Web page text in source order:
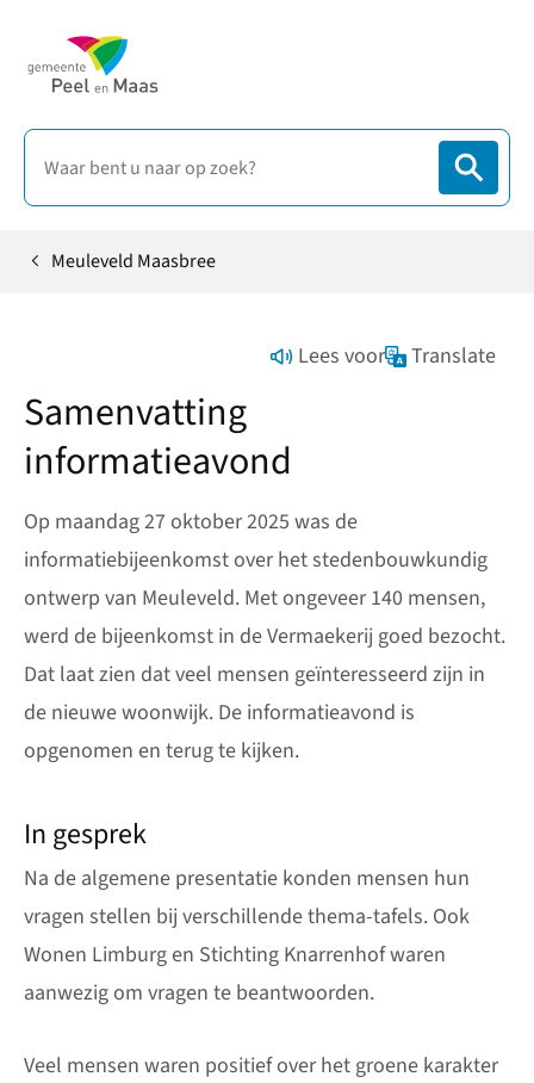
HomeMeuleveld Maasbree
Lees voor Translate
Samenvatting
informatieavond
Op maandag 27 oktober 2025 was de
informatiebijeenkomst over het stedenbouwkundig
ontwerp van Meuleveld. Met ongeveer 140 mensen,
werd de bijeenkomst in de Vermaekerij goed bezocht.
Dat laat zien dat veel mensen geïnteresseerd zijn in
de nieuwe woonwijk. De informatieavond is
opgenomen en terug te kijken.
In gesprek
Na de algemene presentatie konden mensen hun
vragen stellen bij verschillende thema-tafels. Ook
Wonen Limburg en Stichting Knarrenhof waren
aanwezig om vragen te beantwoorden.
Veel mensen waren positief over het groene karakter